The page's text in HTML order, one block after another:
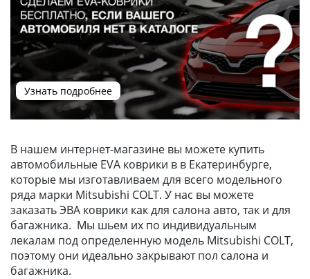
Узнать подробнее
В нашем интернет-магазине вы можете купить
автомобильные EVA коврики в в Екатеринбурге,
которые мы изготавливаем для всего модельного
ряда марки Mitsubishi COLT. У нас вы можете
заказать ЭВА коврики как для салона авто, так и для
багажника. Мы шьем их по индивидуальным
лекалам под определенную модель Mitsubishi COLT,
поэтому они идеально закрывают пол салона и
багажника.